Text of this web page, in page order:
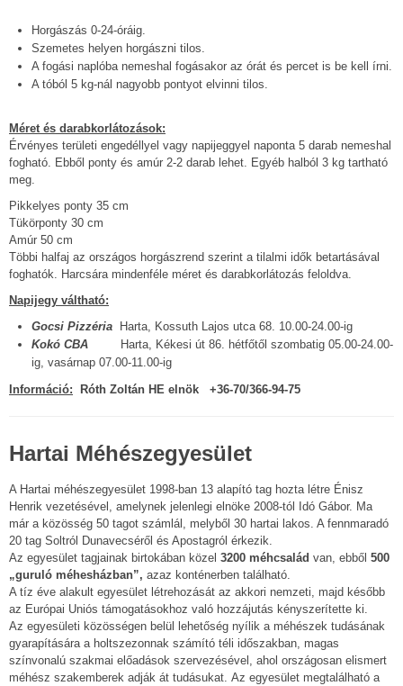
Horgászás 0-24-óráig.
Szemetes helyen horgászni tilos.
A fogási naplóba nemeshal fogásakor az órát és percet is be kell írni.
A tóból 5 kg-nál nagyobb pontyot elvinni tilos.
Méret és darabkorlátozások:
Érvényes területi engedéllyel vagy napijeggyel naponta 5 darab nemeshal
fogható. Ebből ponty és amúr 2-2 darab lehet. Egyéb halból 3 kg tartható
meg.
Pikkelyes ponty 35 cm
Tükörponty 30 cm
Amúr 50 cm
Többi halfaj az országos horgászrend szerint a tilalmi idők betartásával
foghatók. Harcsára mindenféle méret és darabkorlátozás feloldva.
Napijegy váltható:
Gocsi Pizzéria
Harta, Kossuth Lajos utca 68. 10.00-24.00-ig
Kokó CBA
Harta, Kékesi út 86. hétfőtől szombatig 05.00-24.00-
ig, vasárnap 07.00-11.00-ig
Információ: Róth Zoltán HE elnök +36-70/366-94-75
Hartai Méhészegyesület
A Hartai méhészegyesület 1998-ban 13 alapító tag hozta létre Énisz
Henrik vezetésével, amelynek jelenlegi elnöke 2008-tól Idó Gábor. Ma
már a közösség 50 tagot számlál, melyből 30 hartai lakos. A fennmaradó
20 tag Soltról Dunavecséről és Apostagról érkezik.
Az egyesület tagjainak birtokában közel 3200 méhcsalád van, ebből 500
„guruló méhesházban”, azaz konténerben található.
A tíz éve alakult egyesület létrehozását az akkori nemzeti, majd később
az Európai Uniós támogatásokhoz való hozzájutás kényszerítette ki.
Az egyesületi közösségen belül lehetőség nyílik a méhészek tudásának
gyarapítására a holtszezonnak számító téli időszakban, magas
színvonalú szakmai előadások szervezésével, ahol országosan elismert
méhész szakemberek adják át tudásukat. Az egyesület megtalálható a